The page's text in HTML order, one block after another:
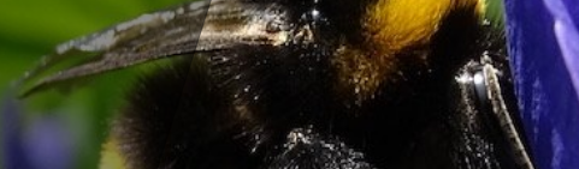
Kijken naar kenmerken
Zoeken op kleur